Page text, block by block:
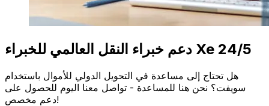
دعم خبراء النقل العالمي للخبراء Xe 24/5
هل تحتاج إلى مساعدة في التحويل الدولي للأموال باستخدام
سويفت؟ نحن هنا للمساعدة - تواصل معنا اليوم للحصول على
دعم مخصص!